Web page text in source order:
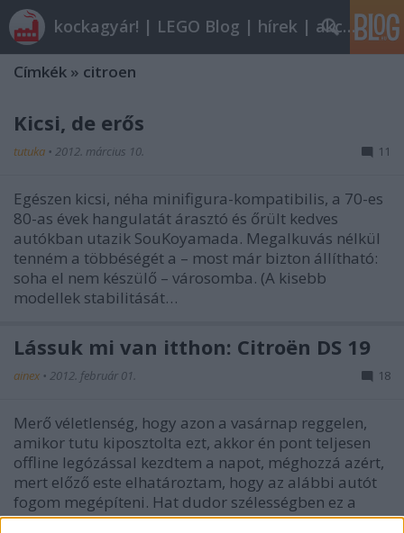
kockagyár! | LEGO Blog | hírek | akciók |
Címkék » citroen
Kicsi, de erős
tutuka • 2012. március 10. 11
Egészen kicsi, néha minifigura-kompatibilis, a 70-es
80-as évek hangulatát árasztó és őrült kedves
autókban utazik SouKoyamada. Megalkuvás nélkül
tenném a többéségét a – most már bizton állítható:
soha el nem készülő – városomba. (A kisebb
modellek stabilitását…
Lássuk mi van itthon: Citroën DS 19
ainex • 2012. február 01. 18
Merő véletlenség, hogy azon a vasárnap reggelen,
amikor tutu kiposztolta ezt, akkor én pont teljesen
offline legózással kezdtem a napot, méghozzá azért,
mert előző este elhatároztam, hogy az alábbi autót
fogom megépíteni. Hat dudor szélességben ez a
legjobb, amit sikerült…